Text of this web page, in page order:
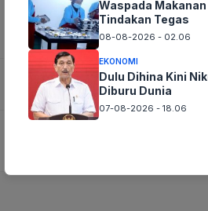
Waspada
Tindakan Tegas
08-08-2026 - 02.06
EKONOMI
Dulu Dihina Kini
Diburu Dunia
07-08-2026 - 18.06